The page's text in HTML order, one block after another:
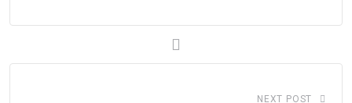
NEXT POST